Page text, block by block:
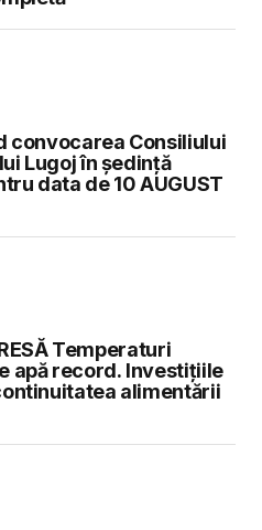
convocarea Consiliului
Lugoj în şedinţă
data de 10 AUGUST
Temperaturi
apă record. Investițiile
alimentării